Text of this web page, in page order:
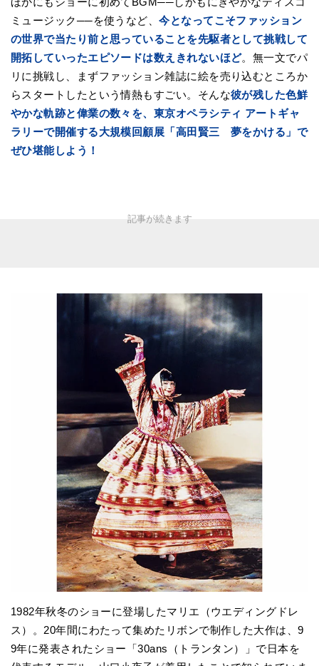
ミュージック──を使うなど、今となってこそファッション
の世界で当たり前と思っていることを先駆者として挑戦して
開拓していったエピソードは数えきれないほど。無一文でパ
リに挑戦し、まずファッション雑誌に絵を売り込むところか
らスタートしたという情熱もすごい。そんな彼が残した色鮮
やかな軌跡と偉業の数々を、東京オペラシティ アートギャ
ラリーで開催する大規模回顧展「高田賢三 夢をかける」で
ぜひ堪能しよう！
1982年秋冬のショーに登場したマリエ（ウエディングドレ
ス）。20年間にわたって集めたリボンで制作した大作は、9
9年に発表されたショー「30ans（トランタン）」で日本を